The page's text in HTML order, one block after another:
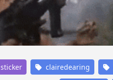
sticker clairedearing